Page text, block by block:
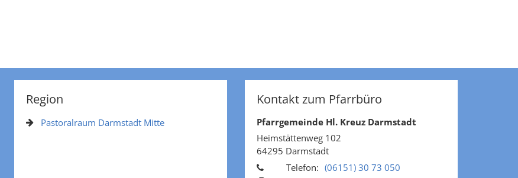
Region
Pastoralraum Darmstadt Mitte
Kontakt zum Pfarrbüro
Pfarrgemeinde Hl. Kreuz Darmstadt
Heimstättenweg 102
64295 Darmstadt
Telefon: (06151) 30 73 050